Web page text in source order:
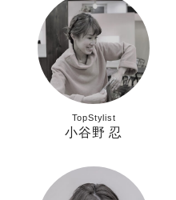
TopStylist
小谷野 忍